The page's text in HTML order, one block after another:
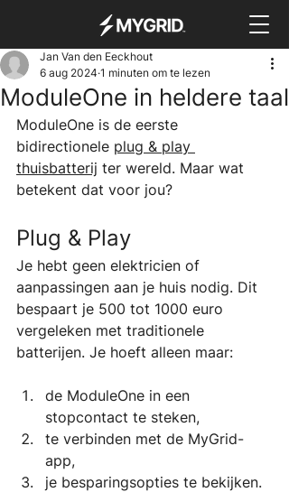
ModuleOne in heldere taal
Jan Van den Eeckhout
6 aug 2024 1 minuten om te lezen
ModuleOne is de eerste
bidirectionele plug & play
thuisbatterij ter wereld. Maar wat
betekent dat voor jou?
Plug & Play
Je hebt geen elektricien of
aanpassingen aan je huis nodig. Dit
bespaart je 500 tot 1000 euro
vergeleken met traditionele
batterijen. Je hoeft alleen maar:
de ModuleOne in een
stopcontact te steken,
te verbinden met de MyGrid-
app,
je besparingsopties te bekijken.